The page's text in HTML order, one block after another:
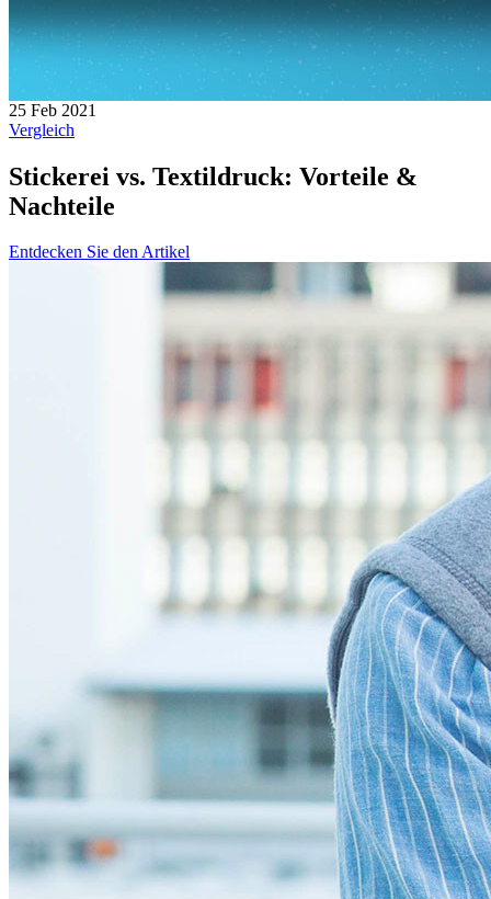
25 Feb 2021
Vergleich
Stickerei vs. Textildruck: Vorteile &
Nachteile
Entdecken Sie den Artikel